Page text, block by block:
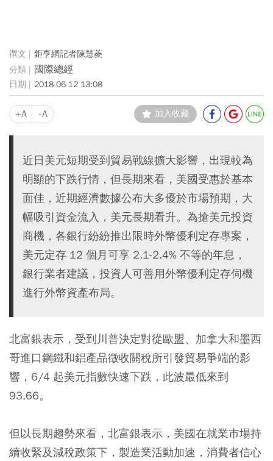
鉅亨網記者陳慧菱
國際總經
2018-06-12 13:08
+A -A 加入收藏
近日美元短期受到貿易戰線擴大影響，出現較為
明顯的下跌行情，但長期來看，美國受惠於基本
面佳，近期經濟數據公布大多優於市場預期，大
幅吸引資金流入，美元長期看升。為搶美元投資
商機，各銀行紛紛推出限時外幣優利定存專案，
美元定存 12 個月可享 2.1-2.4% 不等的年息，
銀行業者建議，投資人可善用外幣優利定存伺機
進行外幣資產布局。
北富銀表示，受到川普決定對從歐盟、加拿大和墨西
哥進口鋼鐵和鋁產品徵收關稅所引發貿易爭端的影
響，6/4 起美元指數快速下跌，此波最低來到
93.66。
但以長期趨勢來看，北富銀表示，美國在就業市場持
續收緊及減稅政策下，製造業活動加速，消費者信心